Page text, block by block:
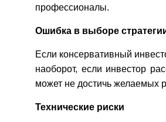
профессионалы.
Ошибка в выборе
Если консервативный
наоборот, если инвестор
может не достичь желаемых
Технические риски